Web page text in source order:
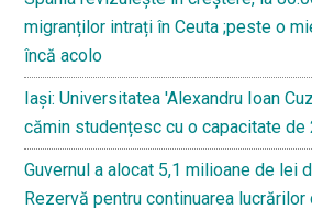
migranților intrați în Ceuta ;peste o
încă acolo
Iași: Universitatea 'Alexandru Ioan
cămin studențesc cu o capacitate
Guvernul a alocat 5,1 milioane de lei
Rezervă pentru continuarea lucrărilor